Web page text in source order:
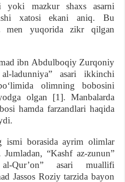
yoki mazkur shaxs asarni
xatosi ekani aniq. Bu
men yuqorida zikr qilgan
ibn Abdulboqiy Zurqoniy
ladunniya” asari ikkinchi
olimning bobosini
olgan [1]. Manbalarda
hamda farzandlari haqida
ismi borasida ayrim olimlar
“Kashf az-zunun”
Qur’on” asari muallifi
Jassos Roziy tarzida bayon